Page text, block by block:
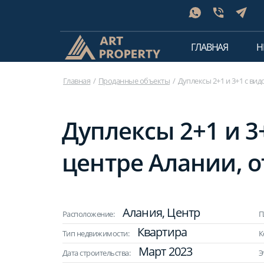
ГЛАВНАЯ
Главная Проданные объекты Дуплексы 2+1 и 3+1 с
Дуплексы 2+1 и
центре Алании,
Расположение: Алания, Центр
Тип недвижимости:
Квартира
Дата строительства:
Март 2023